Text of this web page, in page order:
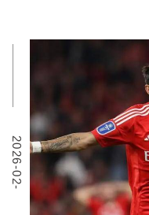
2
0
2
6
-
0
2
-
1